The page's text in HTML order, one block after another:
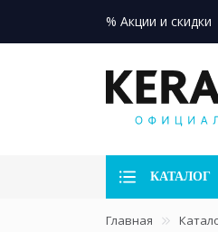
% Акции и скидки
КАТАЛОГ
Главная